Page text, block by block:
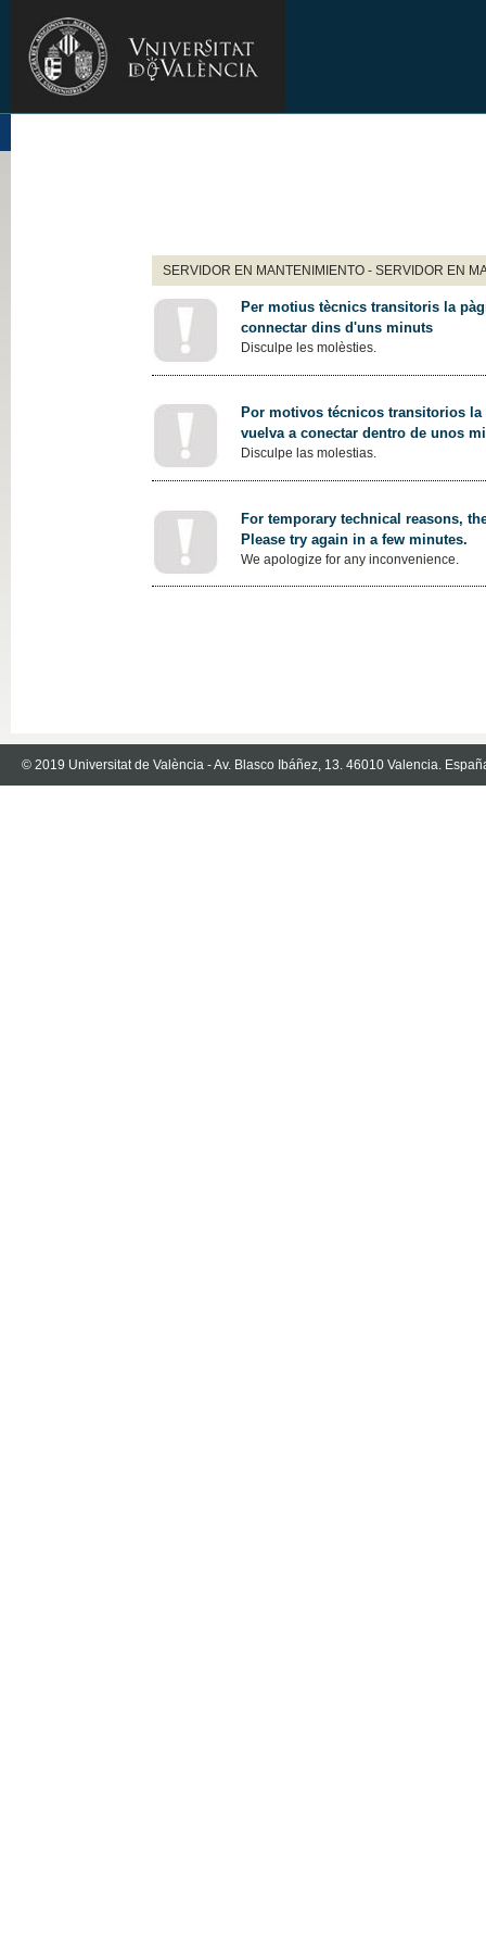
SERVIDOR EN MANTENIMIENTO - SERVIDOR EN
Per motius tècnics transitoris la
connectar dins d'uns minuts
Disculpe les molèsties.
Por motivos técnicos transitorios
vuelva a conectar dentro de unos
Disculpe las molestias.
For temporary technical reasons,
Please try again in a few minutes.
We apologize for any inconvenience.
© 2019 Universitat de València - Av. Blasco Ibáñez, 13. 46010 Valencia.